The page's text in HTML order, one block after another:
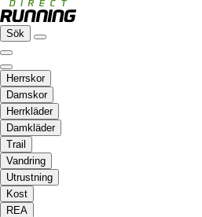
Sök
Herrskor
Damskor
Herrkläder
Damkläder
Trail
Vandring
Utrustning
Kost
REA